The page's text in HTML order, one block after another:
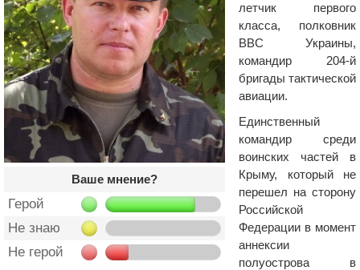
Ваше мнение?
Герой
Не знаю
Не герой
летчик первого
класса, полковник
ВВС Украины,
командир 204-й
бригады тактической
авиации.
Единственный
командир среди
воинских частей в
Крыму, который не
перешел на сторону
Российской
Федерации в момент
аннексии
полуострова в